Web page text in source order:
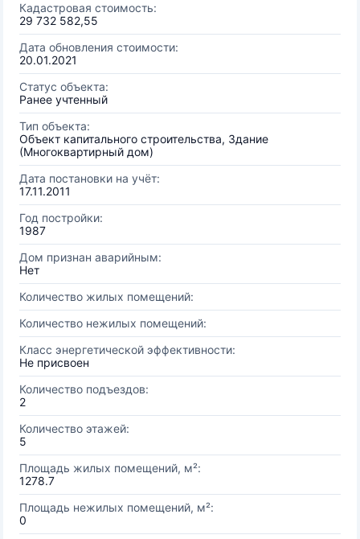
Кадастровая стоимость:
29 732 582,55
Дата обновления стоимости:
20.01.2021
Статус объекта:
Ранее учтенный
Тип объекта:
Объект капитального строительства, Здание
(Многоквартирный дом)
Дата постановки на учёт:
17.11.2011
Год постройки:
1987
Дом признан аварийным:
Нет
Количество жилых помещений:
Количество нежилых помещений:
Класс энергетической эффективности:
Не присвоен
Количество подъездов:
2
Количество этажей:
5
Площадь жилых помещений, м²:
1278.7
Площадь нежилых помещений, м²:
0